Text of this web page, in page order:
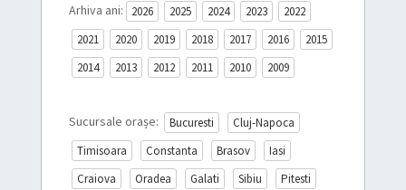
Arhiva ani: 2026 2025 2024 2023
2022
2021
2020 2019 2018 2017 2016
2015
2014
2013 2012 2011 2010 2009
Sucursale orașe: Bucuresti
Cluj-Napoca
Timisoara
Constanta Brasov
Iasi
Craiova
Oradea Galati Sibiu Pitesti